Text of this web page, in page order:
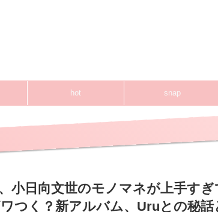
hot snap
小日向文世のモノマネが上手すぎ
つく？新アルバム、Uruとの秘話